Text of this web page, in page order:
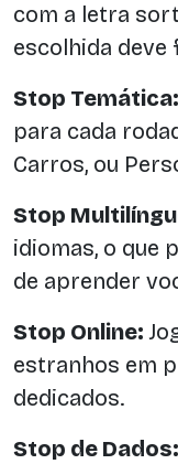
com a letra
escolhida deve
Stop Temática:
para cada
Carros, ou
Stop
idiomas, o que
de aprender
Stop Online:
estranhos em
dedicados.
Stop de Dados: